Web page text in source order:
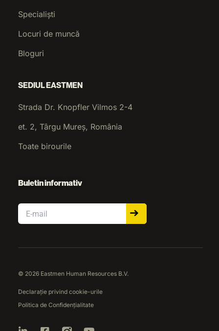
Specialiști
Locuri de muncă
Bloguri
SEDIUL EASTMEN
Strada Dr. Knopfler Vilmos 2-4
et. 2, Târgu Mureș, România
Toate birourile
Buletin informativ
Email
© 2026 Eastmen Human Resources B.V.
Declarație privind cookie-urile
Politica de Confidențialitate